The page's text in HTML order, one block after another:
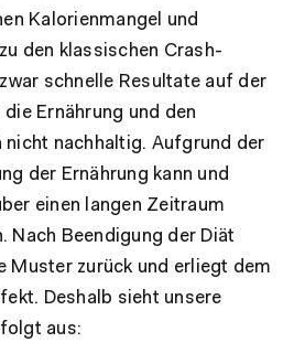
Kalorienmangel und
den klassischen Crash-
schnelle Resultate auf der
Ernährung und den
nachhaltig. Aufgrund der
der Ernährung kann und
einen langen Zeitraum
Nach Beendigung der Diät
Muster zurück und erliegt dem
Deshalb sieht unsere
aus: